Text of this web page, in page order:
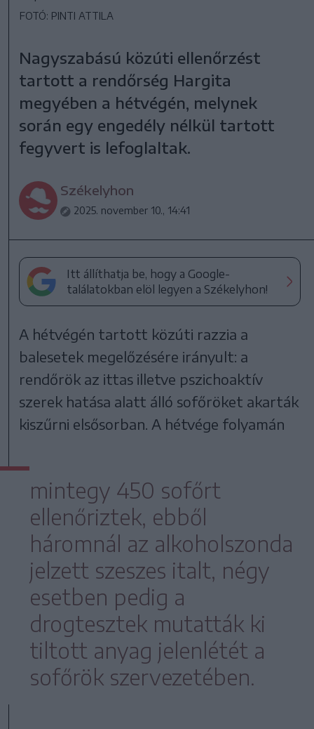
FOTÓ: PINTI ATTILA
Nagyszabású közúti ellenőrzést
tartott a rendőrség Hargita
megyében a hétvégén, melynek
során egy engedély nélkül tartott
fegyvert is lefoglaltak.
Székelyhon
2025. november 10., 14:41
Itt állíthatja be, hogy a Google-
találatokban elöl legyen a Székelyhon!
A hétvégén tartott közúti razzia a
balesetek megelőzésére irányult: a
rendőrök az ittas illetve pszichoaktív
szerek hatása alatt álló sofőröket akarták
kiszűrni elsősorban. A hétvége folyamán
mintegy 450 sofőrt
ellenőriztek, ebből
háromnál az alkoholszonda
jelzett szeszes italt, négy
esetben pedig a
drogtesztek mutatták ki
tiltott anyag jelenlétét a
sofőrök szervezetében.